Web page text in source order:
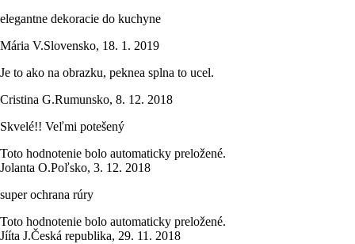
elegantne dekoracie do kuchyne
Mária V.Slovensko, 18. 1. 2019
Je to ako na obrazku, peknea splna to ucel.
Cristina G.Rumunsko, 8. 12. 2018
Skvelé!! Veľmi potešený
Toto hodnotenie bolo automaticky preložené.
Jolanta O.Poľsko, 3. 12. 2018
super ochrana rúry
Toto hodnotenie bolo automaticky preložené.
Jííta J.Česká republika, 29. 11. 2018